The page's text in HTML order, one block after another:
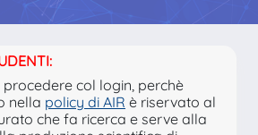
procedere col login, perchè
nella policy di AIR è riservato al
che fa ricerca e serve alla